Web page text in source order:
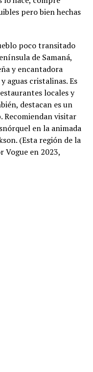
pero bien hechas
poco transitado
de Samaná,
y encantadora
aguas cristalinas. Es
locales y
destacan es un
Recomiendan visitar
en la animada
(Esta región de la
Vogue en 2023,